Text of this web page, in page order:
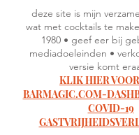
deze site is mijn
wat met cocktails te
1980 • geef eer bij
mediadoeleinden •
versie komt
KLIK HIER
BARMAGIC.COM-
COVID-19